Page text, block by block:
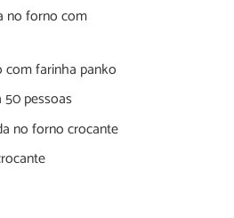
no forno com
farinha panko
pessoas
no forno crocante